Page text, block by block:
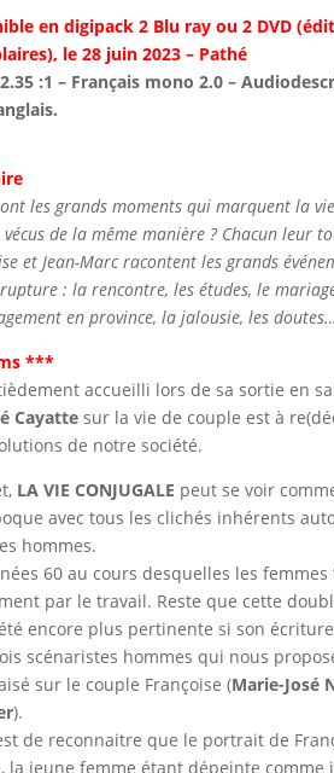
en digipack 2 Blu ray ou 2 DVD
le 28 juin 2023 – Pathé
:1 – Français mono 2.0 –
les grands moments qui marquent la
de la même manière ? Chacun leur
et Jean-Marc racontent les grands
: la rencontre, les études, le
en province, la jalousie, les doutes…
***
accueilli lors de sa sortie en
Cayattesur la vie de couple est à
de notre société.
LA VIE CONJUGALE peut se voir
avec tous les clichés inhérents
hommes.
60 au cours desquelles les
par le travail. Reste que cette
encore plus pertinente si son
scénaristes hommes qui nous
sur le couple Françoise (Marie-José
).
de reconnaitre que le portrait de
la jeune femme étant dépeinte comme